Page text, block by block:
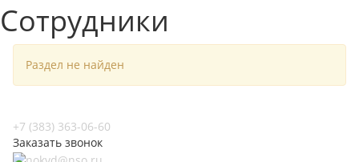
Сотрудники
Раздел не найден
+7 (383) 363-06-60
Заказать звонок